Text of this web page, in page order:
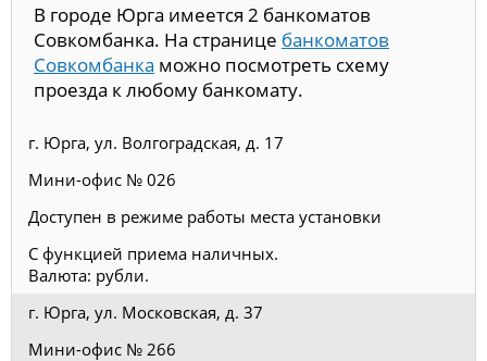
В городе Юрга имеется 2 банкоматов
Совкомбанка. На странице банкоматов
Совкомбанка можно посмотреть схему
проезда к любому банкомату.
г. Юрга, ул. Волгоградская, д. 17
Мини-офис № 026
Доступен в режиме работы места установки
С функцией приема наличных.
Валюта: рубли.
г. Юрга, ул. Московская, д. 37
Мини-офис № 266